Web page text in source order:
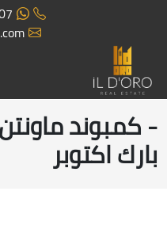
- كمبوند
بارك اكتوبر